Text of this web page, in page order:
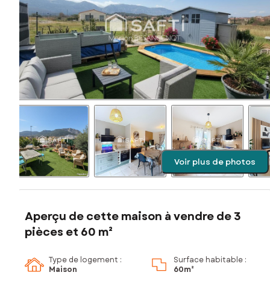
Voir plus de photos
Aperçu de cette maison à vendre de 3
pièces et 60 m²
Type de logement :
Maison
Surface habitable :
60m²